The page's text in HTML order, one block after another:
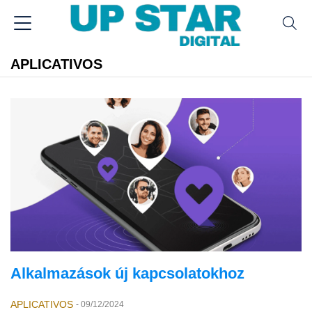
APLICATIVOS
Alkalmazások új kapcsolatokhoz
APLICATIVOS - 09/12/2024